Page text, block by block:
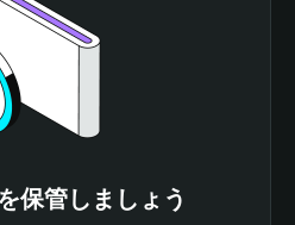
保管しましょう